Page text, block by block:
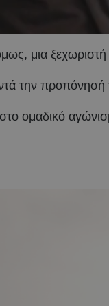
μια
την προπόνησή
ομαδικό